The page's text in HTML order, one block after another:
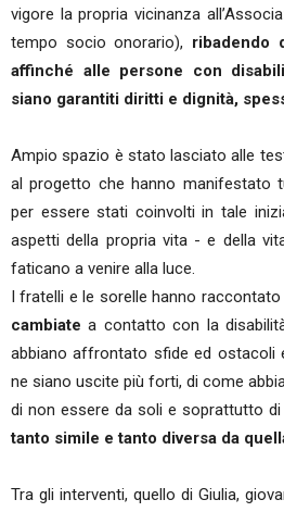
vigore la propria vicinanza
tempo socio onorario), ribadendo
affinché alle persone con
siano garantiti diritti e dignità,
Ampio spazio è stato lasciato alle
al progetto che hanno manifestato
per essere stati coinvolti in tale
aspetti della propria vita - e della
faticano a venire alla luce.
I fratelli e le sorelle hanno raccontato
cambiate a contatto con la
abbiano affrontato sfide ed ostacoli
ne siano uscite più forti, di come
di non essere da soli e soprattutto di
tanto simile e tanto diversa da
Tra gli interventi, quello di Giulia,